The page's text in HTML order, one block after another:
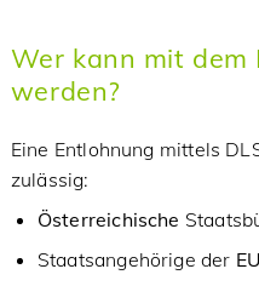
Wer kann mit dem
werden?
Eine Entlohnung mittels
zulässig:
Österreichische
Staatsangehörige der